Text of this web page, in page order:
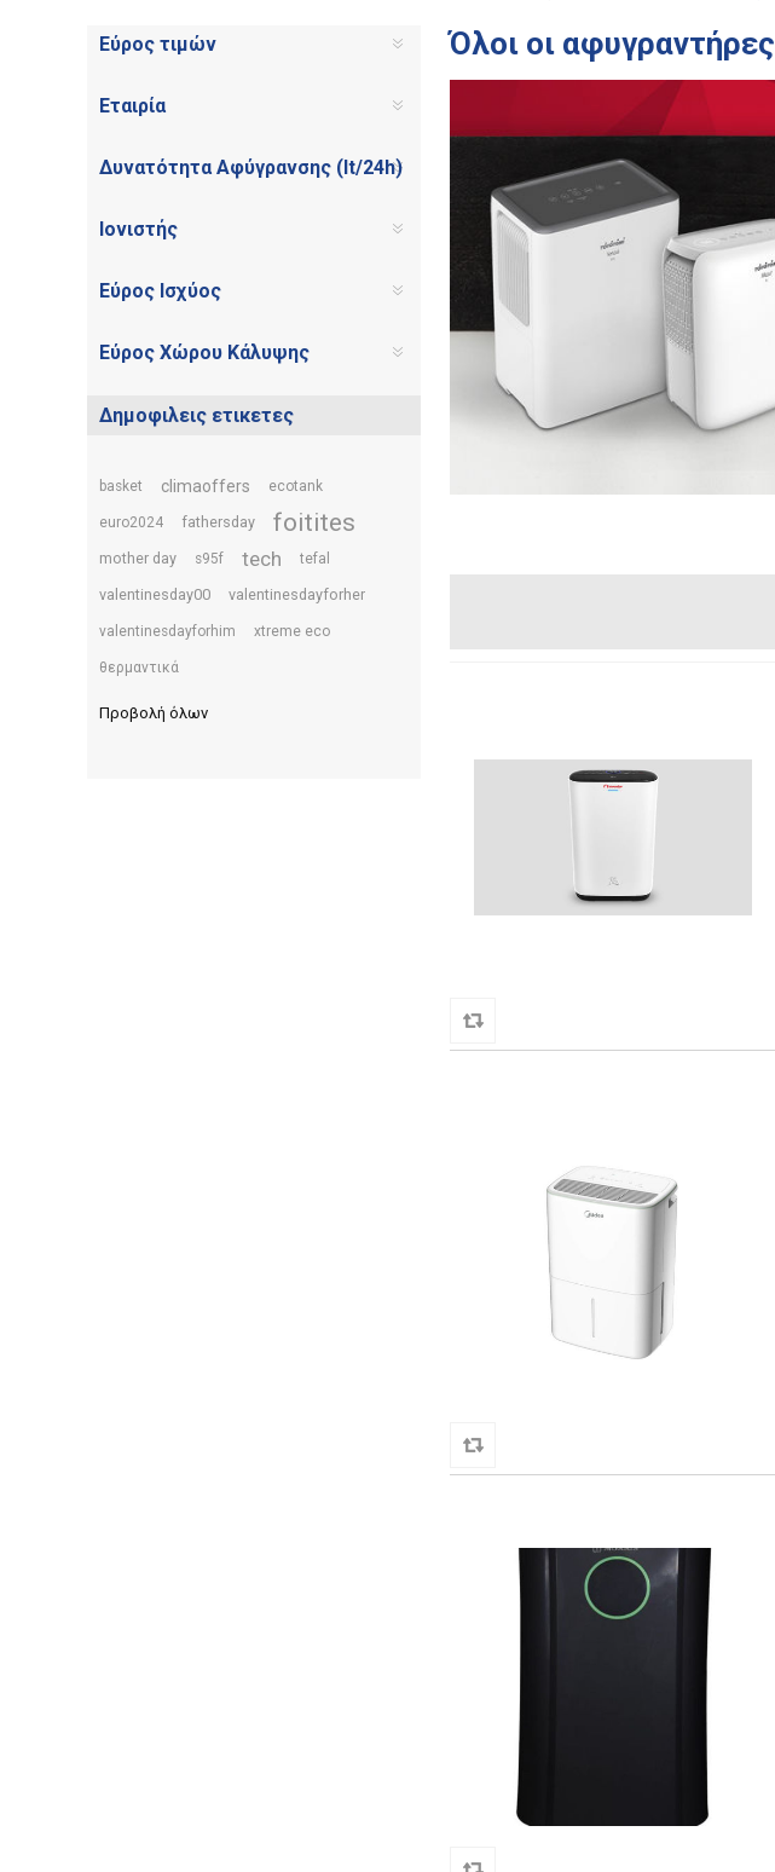
Όλοι οι αφυγραντήρες
Εύρος τιμών
Εταιρία
Δυνατότητα Αφύγρανσης (lt/24h)
Ιονιστής
Εύρος Ισχύος
Εύρος Χώρου Κάλυψης
Δημοφιλεις ετικετες
basket climaoffers ecotank
euro2024 fathersday foitites
mother day s95f tech tefal
valentinesday00 valentinesdayforher
valentinesdayforhim xtreme eco
θερμαντικά
Προβολή όλων